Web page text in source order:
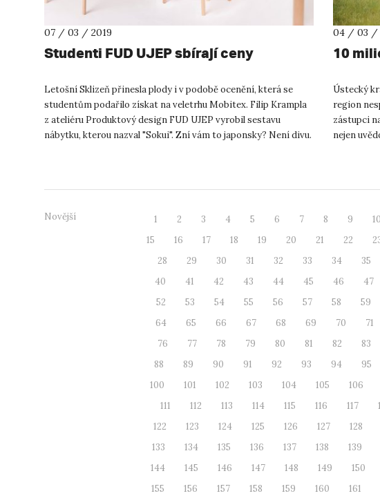
07 / 03 / 2019
Studenti FUD UJEP sbírají ceny
Letošní Sklizeň přinesla plody i v podobě ocenění, která se
studentům podařilo získat na veletrhu Mobitex. Filip Krampla
z ateliéru Produktový design FUD UJEP vyrobil sestavu
nábytku, kterou nazval "Sokui". Zní vám to japonsky? Není divu.
04 / 03 /
10
Ústecký
region
zástupci
nejen
Novější 1 2 3 4 5 6 7 8 9
15
16 17 18 19 20 21 22
28
29 30 31 32 33 34
35
40
41 42 43 44 45 46
47
52
53 54 55 56 57 58
59
64
65 66 67 68 69 70
71
76
77 78 79 80 81 82
83
88
89 90 91 92 93 94
95
100
101 102 103 104 105
106
111
112 113 114 115 116 117
122
123 124 125 126 127
128
133
134 135 136 137 138
139
144
145 146 147 148 149
150
155
156 157 158 159 160
161